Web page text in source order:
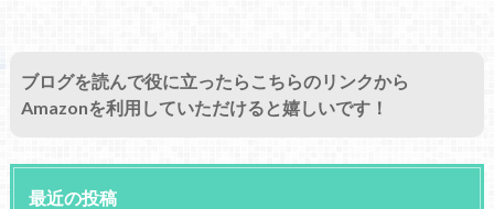
ブログを読んで役に立ったらこちらのリンクから
Amazonを利用していただけると嬉しいです！
最近の投稿